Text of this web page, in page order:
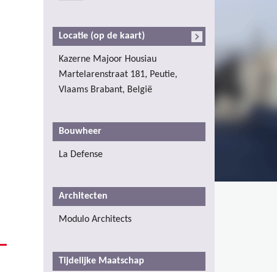
Locatie (op de kaart)
Kazerne Majoor Housiau
Martelarenstraat 181, Peutie,
Vlaams Brabant, België
Bouwheer
La Defense
Architecten
Modulo Architects
Tijdelijke Maatschap